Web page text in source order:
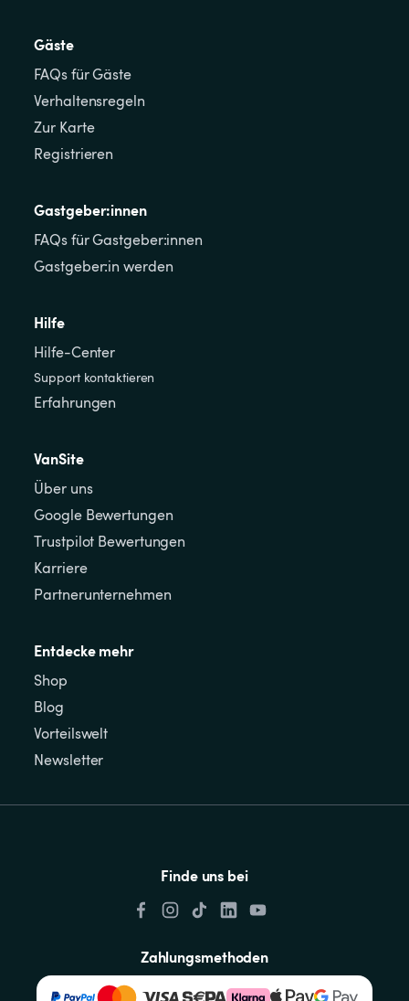
Gäste
FAQs für Gäste
Verhaltensregeln
Zur Karte
Registrieren
Gastgeber:innen
FAQs für Gastgeber:innen
Gastgeber:in werden
Hilfe
Hilfe-Center
Support kontaktieren
Erfahrungen
VanSite
Über uns
Google Bewertungen
Trustpilot Bewertungen
Karriere
Partnerunternehmen
Entdecke mehr
Shop
Blog
Vorteilswelt
Newsletter
Finde uns bei
Zahlungsmethoden